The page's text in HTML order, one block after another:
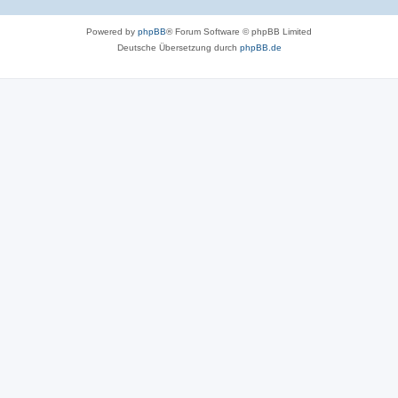
Powered by phpBB® Forum Software © phpBB Limited
Deutsche Übersetzung durch phpBB.de